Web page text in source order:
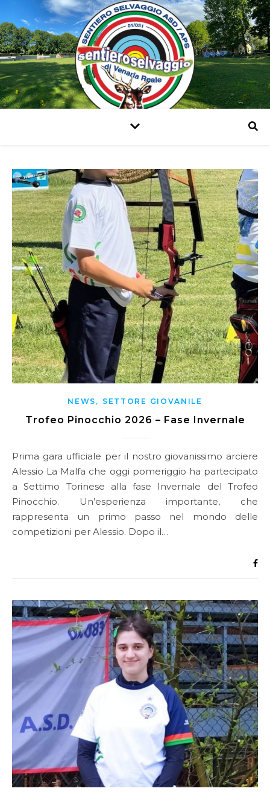
Arcieri di Venaria Reale
NEWS , SETTORE GIOVANILE
Trofeo Pinocchio 2026 – Fase Invernale
Prima gara ufficiale per il nostro giovanissimo arciere
Alessio La Malfa che oggi pomeriggio ha partecipato
a Settimo Torinese alla fase Invernale del Trofeo
Pinocchio. Un’esperienza importante, che
rappresenta un primo passo nel mondo delle
competizioni per Alessio. Dopo il…